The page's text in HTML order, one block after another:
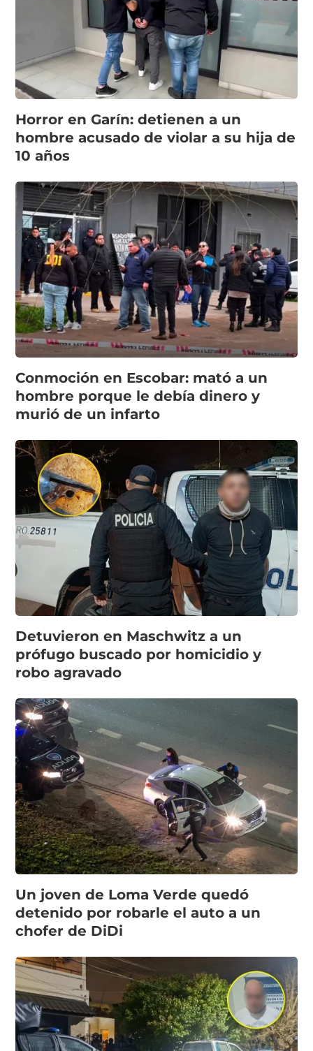
Horror en Garín: detienen a un
hombre acusado de violar a su hija de
10 años
Conmoción en Escobar: mató a un
hombre porque le debía dinero y
murió de un infarto
Detuvieron en Maschwitz a un
prófugo buscado por homicidio y
robo agravado
Un joven de Loma Verde quedó
detenido por robarle el auto a un
chofer de DiDi